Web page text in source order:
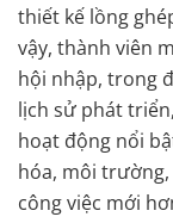
thiết kế lồng
vậy, thành viên
hội nhập, trong
lịch sử phát
hoạt động nổi
hóa, môi
công việc mới